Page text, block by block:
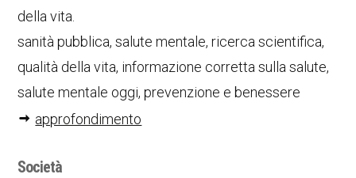
della vita.
sanità pubblica, salute mentale, ricerca scientifica,
qualità della vita, informazione corretta sulla salute,
salute mentale oggi, prevenzione e benessere
approfondimento
Società